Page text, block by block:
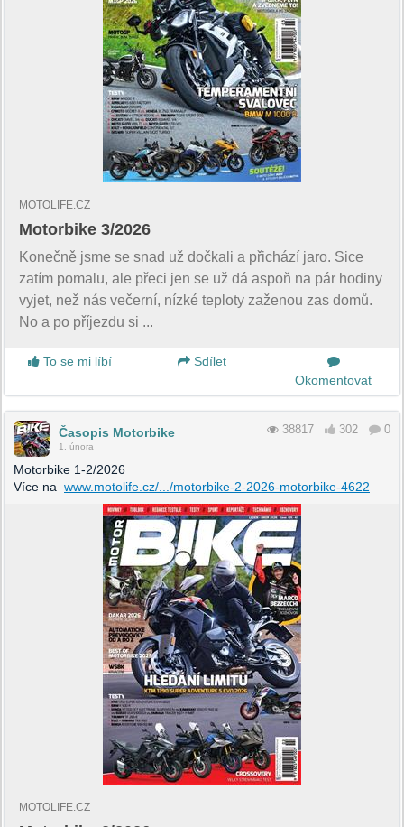
MOTOLIFE.CZ
Motorbike 3/2026
Konečně jsme se snad už dočkali a přichází jaro. Sice
zatím pomalu, ale přeci jen se už dá aspoň na pár hodiny
vyjet, než nás večerní, nízké teploty zaženou zas domů.
No a po příjezdu si ...
To se mi líbí
Sdílet
Okomentovat
Časopis Motorbike
1. února
38817 302 0
Motorbike 1-2/2026
Více na www.motolife.cz/.../motorbike-2-2026-motorbike-4622
MOTOLIFE.CZ